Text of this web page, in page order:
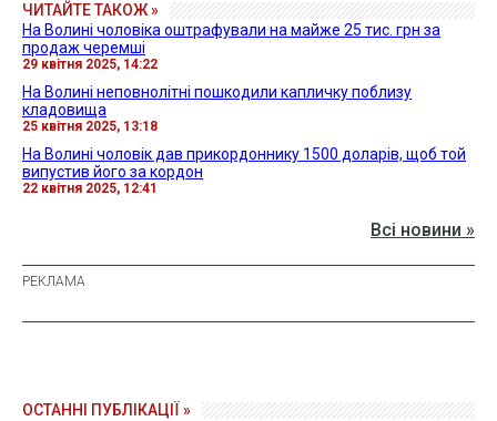
ЧИТАЙТЕ ТАКОЖ »
На Волині чоловіка оштрафували на майже 25 тис. грн за
продаж черемші
29 квітня 2025, 14:22
На Волині неповнолітні пошкодили капличку поблизу
кладовища
25 квітня 2025, 13:18
На Волині чоловік дав прикордоннику 1500 доларів, щоб той
випустив його за кордон
22 квітня 2025, 12:41
Всі новини »
ОСТАННІ ПУБЛІКАЦІЇ »